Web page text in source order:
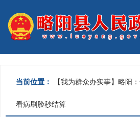
当前位置： 【我为群众办实事】略阳
看病刷脸秒结算